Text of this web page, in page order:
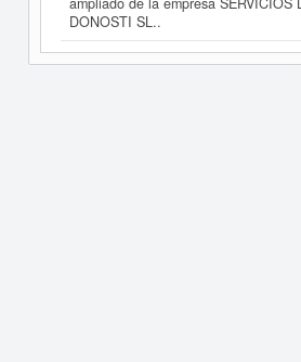
DONOSTI SL..